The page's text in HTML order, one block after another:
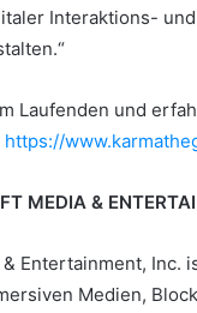
Interaktions-
Laufenden und
https://
MEDIA &
Entertainment, Inc.
Medien,